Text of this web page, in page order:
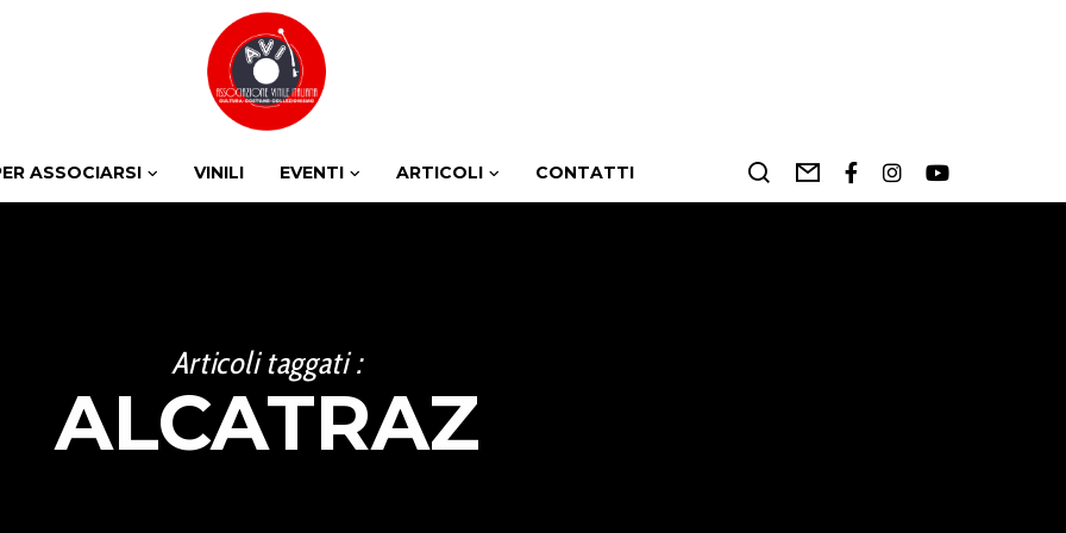
ASSOCIARSI VINILI EVENTI ARTICOLI CONTATTI
Articoli taggati :
ALCATRAZ